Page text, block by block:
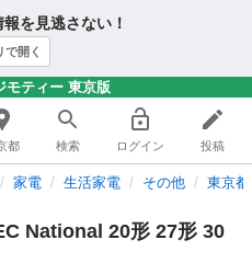
を見逃さない！
で開く
モティー 東京版
都 検索 ログイン 投稿
家電 生活家電 その他 東京
National 20形 27形 30